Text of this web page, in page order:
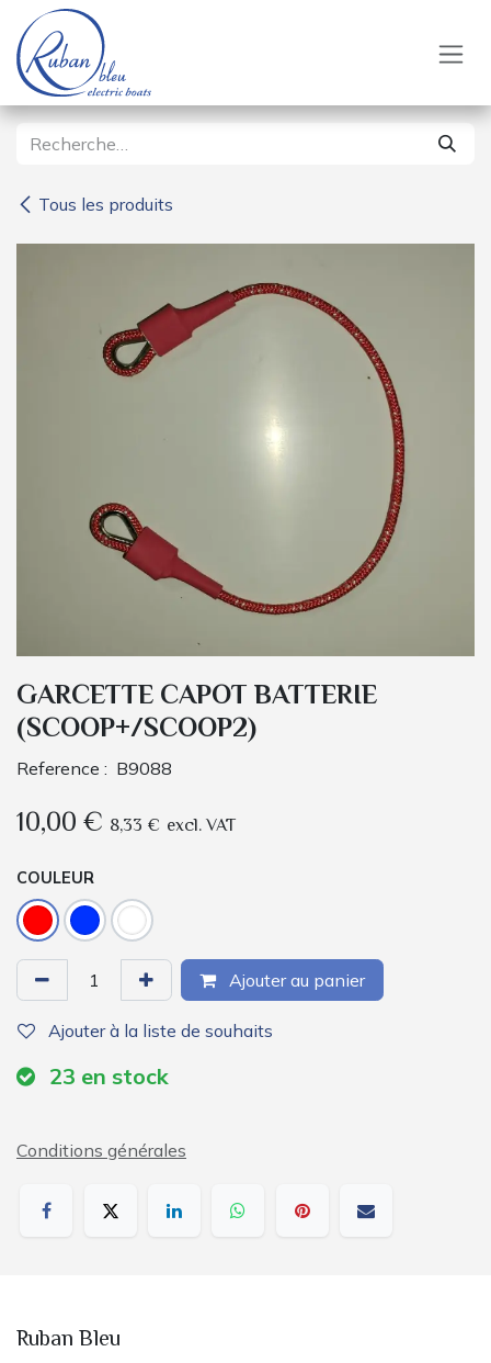
Se rendre au contenu
Tous les produits
GARCETTE CAPOT BATTERIE
(SCOOP+/SCOOP2)
Reference : B9088
10,00€ 8,33 € excl. VAT
COULEUR
Ajouter au panier
Ajouter à la liste de souhaits
23 en stock
Conditions générales
Ruban Bleu